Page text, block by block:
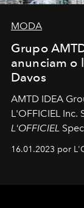
MODA
Grupo
anunciam o
Davos
AMTD IDEA
L'OFFICIEL Inc.
L'OFFICIEL
16.01.2023 por